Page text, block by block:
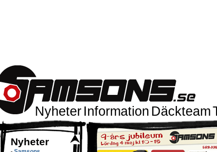
Nyheter Information Däckteam
Nyheter